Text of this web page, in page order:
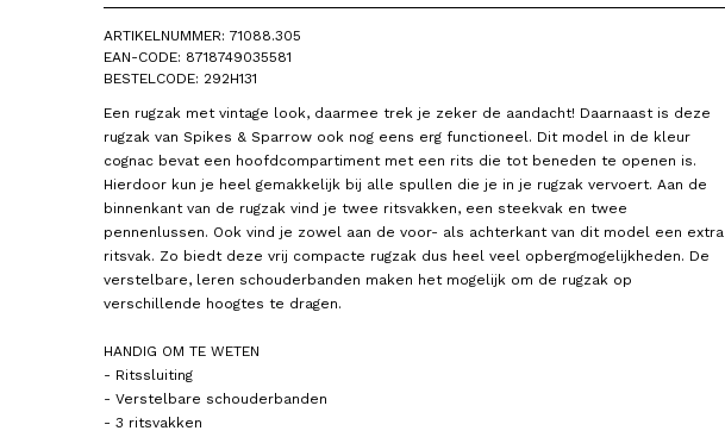
ARTIKELNUMMER: 71088.305
EAN-CODE: 8718749035581
BESTELCODE: 292H131
Een rugzak met vintage look, daarmee trek je zeker de aandacht! Daarnaast is deze
rugzak van Spikes & Sparrow ook nog eens erg functioneel. Dit model in de kleur
cognac bevat een hoofdcompartiment met een rits die tot beneden te openen is.
Hierdoor kun je heel gemakkelijk bij alle spullen die je in je rugzak vervoert. Aan de
binnenkant van de rugzak vind je twee ritsvakken, een steekvak en twee
pennenlussen. Ook vind je zowel aan de voor- als achterkant van dit model een extra
ritsvak. Zo biedt deze vrij compacte rugzak dus heel veel opbergmogelijkheden. De
verstelbare, leren schouderbanden maken het mogelijk om de rugzak op
verschillende hoogtes te dragen.
HANDIG OM TE WETEN
- Ritssluiting
- Verstelbare schouderbanden
- 3 ritsvakken
Leer Romance